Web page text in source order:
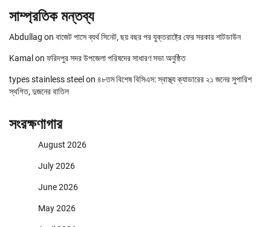
সাম্প্রতিক মন্তব্য
Abdullag on বাজেট পাসে ব্যর্থ সিনেট, ছয় বছর পর যুক্তরাষ্ট্রে ফের সরকার শাটডাউন
Kamal on ফরিদপুর সদর উপজেলা পরিষদের সাধারণ সভা অনুষ্ঠিত
types stainless steel on ৪৮তম বিশেষ বিসিএস: স্বাস্থ্য ক্যাডারের ২১ জনের সুপারিশ
স্থগিত, দুজনের বাতিল
সংরক্ষণাগার
August 2026
July 2026
June 2026
May 2026